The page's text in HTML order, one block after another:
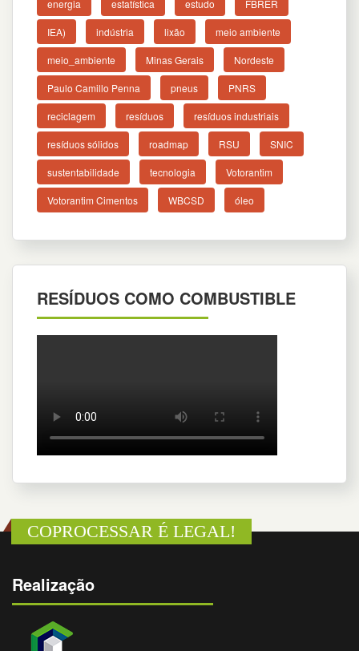
energia estatística estudo FBRER
IEA) indústria lixão meio ambiente
meio_ambiente Minas Gerais Nordeste
Paulo Camillo Penna pneus PNRS
reciclagem resíduos resíduos industriais
resíduos sólidos roadmap RSU SNIC
sustentabilidade tecnologia Votorantim
Votorantim Cimentos WBCSD óleo
RESÍDUOS COMO COMBUSTIBLE
COPROCESSAR É LEGAL!
Realização